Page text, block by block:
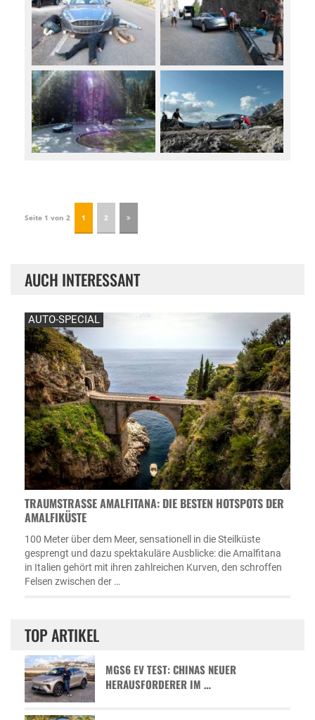
Seite 1 von 2 1 2
AUCH INTERESSANT
AUTO-SPECIAL
TRAUMSTRASSE AMALFITANA: DIE BESTEN HOTSPOTS DER A
MALFIKÜSTE
100 Meter über dem Meer, sensationell in die Steilküste
gesprengt und dazu spektakuläre Ausblicke: die Amalfitana
in Italien gehört mit ihren zahlreichen Kurven, den schroffen
Felsen zwischen der …
TOP ARTIKEL
MGS6 EV TEST: CHINAS NEUER
HERAUSFORDERER IM …